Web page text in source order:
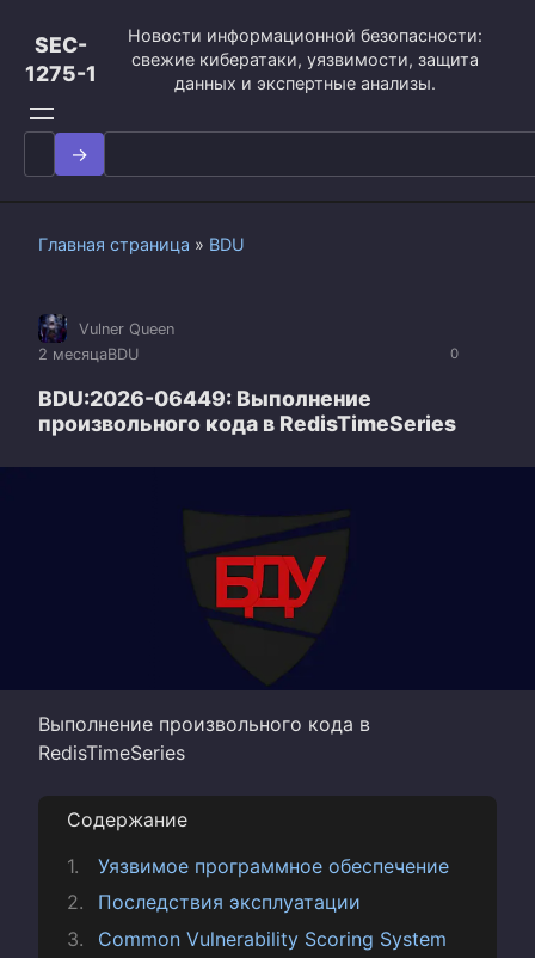
контенту
SEC-
1275-1
Новости информационной безопасности:
свежие кибератаки, уязвимости, защита
данных и экспертные анализы.
Search
for:
Главная страница » BDU
0
Vulner Queen
2 месяцаBDU
BDU:2026-06449: Выполнение
произвольного кода в RedisTimeSeries
Выполнение произвольного кода в
RedisTimeSeries
Содержание
Уязвимое программное обеспечение
Последствия эксплуатации
Common Vulnerability Scoring System